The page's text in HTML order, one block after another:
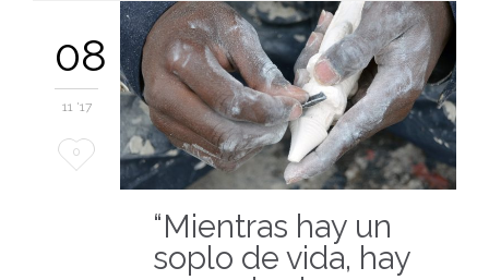
08
11 '17
Love
0
“Mientras hay un
soplo de vida, hay